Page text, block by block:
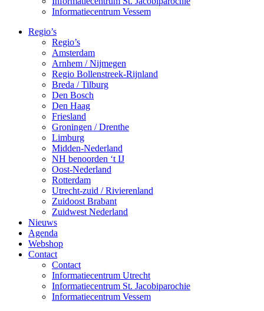
Informatiecentrum Vessem
Regio’s
Regio’s
Amsterdam
Arnhem / Nijmegen
Regio Bollenstreek-Rijnland
Breda / Tilburg
Den Bosch
Den Haag
Friesland
Groningen / Drenthe
Limburg
Midden-Nederland
NH benoorden ‘t IJ
Oost-Nederland
Rotterdam
Utrecht-zuid / Rivierenland
Zuidoost Brabant
Zuidwest Nederland
Nieuws
Agenda
Webshop
Contact
Contact
Informatiecentrum Utrecht
Informatiecentrum St. Jacobiparochie
Informatiecentrum Vessem